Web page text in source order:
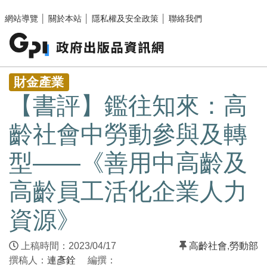
網站導覽
關於本站 隱私權及安全政策 聯絡我們
:::
財金產業
【書評】鑑往知來：高
齡社會中勞動參與及轉
型——《善用中高齡及
高齡員工活化企業人力
資源》
上稿時間：2023/04/17
撰稿人： 連彥銓 編撰：
高齡社會,勞動部